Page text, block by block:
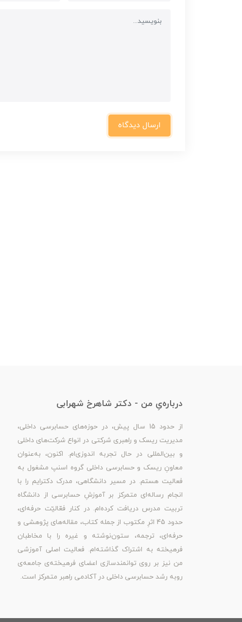
ارسال دیدگاه
درباره‌یِ من - دکتر شاهرخ شهرابی
از حدود 15 سال پیش، در حوزه‌های حسابرسی داخلی،
مدیریت ریسک و راهبری شرکتی در انواع شرکت‌های داخلی
و بین‌المللی در حال تجربه اندوزی‌ام. اکنون، به‌عنوان
معاونِ ریسک و حسابرسی داخلی گروه اسنپ مشغول به
فعالیت هستم. در مسیر دانشگاهی، مدرک دکترایم را با
انجام رساله‌ای متمرکز بر آموزشِ حسابرسی از دانشگاه
تربیت مدرس دریافت کرده‌ام. در کنار فعّالیّت حرفه‌ای،
حدود 45 اثرِ مکتوب از جمله کتاب، مقاله‌های پژوهشی و
حرفه‌ای، ترجمه، ستون‌نوشته و غیره را با مخاطبان
فرهیخته به اشتراک گذاشته‌ام. فعالیت اصلی آموزشی
من نیز بر روی توانمندسازی اعضای فرهیخته‌ی جامعه‌ی
روبه رشد حسابرسی داخلی در آکادمی راهبر متمرکز است.